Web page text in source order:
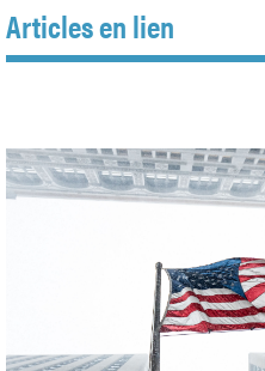
Articles en lien